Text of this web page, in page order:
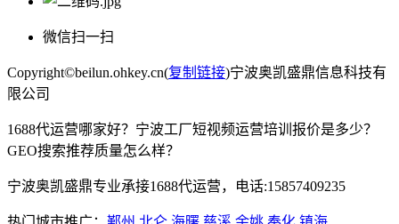
微信扫一扫
Copyright©beilun.ohkey.cn(复制链接)宁波奥凯盛鼎信息科技有
限公司
1688代运营哪家好？宁波工厂短视频运营培训报价是多少？
GEO搜索推荐质量怎么样？
宁波奥凯盛鼎专业承接1688代运营，电话:15857409235